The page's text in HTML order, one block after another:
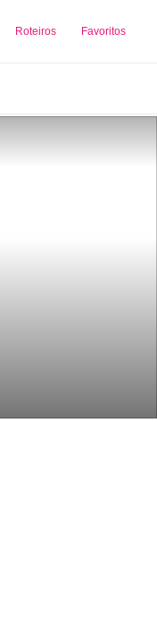
Roteiros Favoritos
uma Empresa